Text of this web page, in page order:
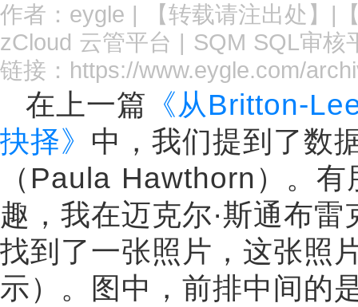
作者： eygle | 【转载请注出处 】|
zCloud 云管平台 | SQM SQL审核
链接： https://www.eygle.com/
在上一篇 《从Britton-
抉择》 中，我们提到了数
（Paula Hawthorn）。
趣，我在迈克尔·斯通布
找到了一张照片，这张照
示）。图中，前排中间的